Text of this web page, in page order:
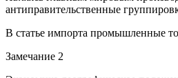
антиправительственные
В статье импорта промышленные
Замечание 2